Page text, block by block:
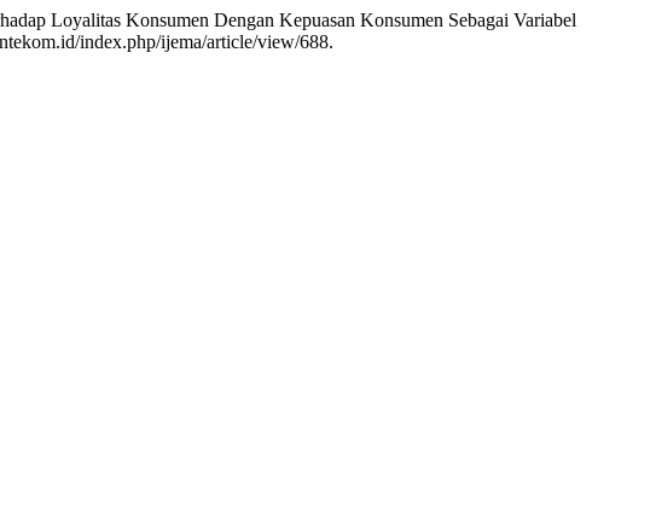
Loyalitas Konsumen Dengan Kepuasan Konsumen Sebagai Variabel
index.php/ijema/article/view/688.